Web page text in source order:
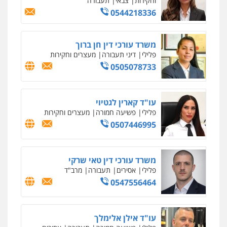
0544218336
משרד עורכי דין חן ברוך
פלילי דיני תעבורה מעצרים וחקירות
0505078733
עו"ד קארין לגטיוי
פלילי פשיעה חמורה מעצרים וחקירות
0507446995
משרד עורכי דין טאי שרקי
פלילי אסירים תעבורה מרב"ד
0547556464
עו"ד אילן אלימלך
עו"ד אייל אביטל
פלילי פשיעה חמורה מעצרים וחקירות